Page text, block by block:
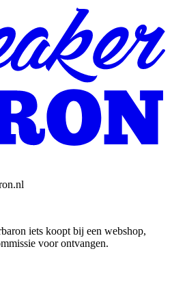
iets koopt bij een webshop,
voor ontvangen.